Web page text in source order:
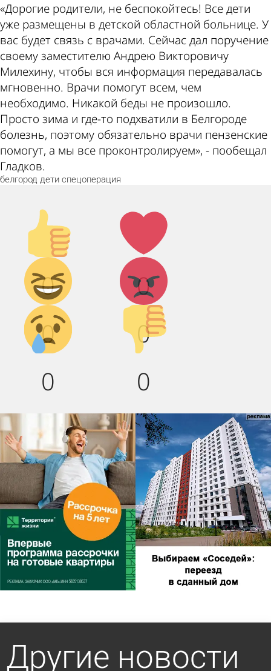
«Дорогие родители, не беспокойтесь! Все дети
уже размещены в детской областной больнице. У
вас будет связь с врачами. Сейчас дал поручение
своему заместителю Андрею Викторовичу
Милехину, чтобы вся информация передавалась
мгновенно. Врачи помогут всем, чем
необходимо. Никакой беды не произошло.
Просто зима и где-то подхватили в Белгороде
болезнь, поэтому обязательно врачи пензенские
помогут, а мы все проконтролируем», - пообещал
Гладков.
белгород дети спецоперация
Палец
вверх!
0
Лайк!
0
Дикий
смех!
0
Агрессия!
0
Грусть :(
0
Палец
вниз!
0
Другие новости